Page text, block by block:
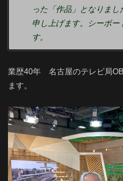
った「作品」となりま
申し上げます。シーボー
す。
業歴40年 名古屋のテレビ局
ます。